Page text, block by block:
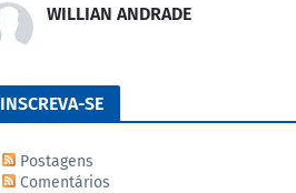
WILLIAN ANDRADE
INSCREVA-SE
Postagens
Comentários